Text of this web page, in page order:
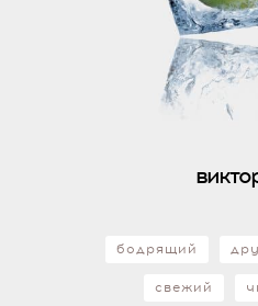
бодрящий
свежий